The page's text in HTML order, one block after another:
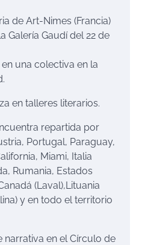
de Art-Nimes (Francia)
Galería Gaudí del 22 de
una colectiva en la
en talleres literarios.
repartida por
Portugal, Paraguay,
Miami, Italia
Rumania, Estados
(Laval),Lituania
y en todo el territorio
narrativa en el Círculo de